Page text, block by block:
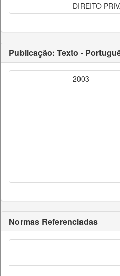
DIREITO
Publicação: Texto -
2003
Normas Referenciadas